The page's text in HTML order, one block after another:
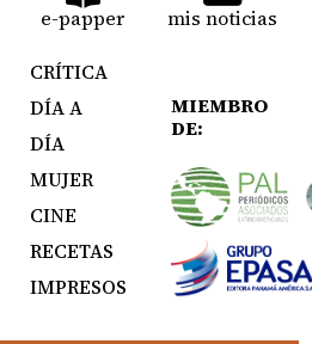
e-papper mis noticias
CRÍTICA
DÍA A
DÍA
MUJER
CINE
RECETAS
IMPRESOS
MIEMBRO
DE: